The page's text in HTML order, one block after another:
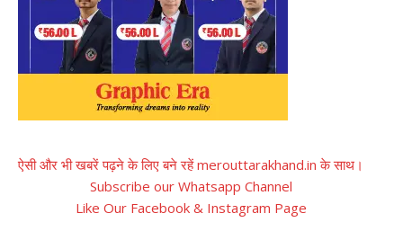
ऐसी और भी खबरें पढ़ने के लिए बने रहें merouttarakhand.in के साथ।
Subscribe our Whatsapp Channel
Like Our Facebook & Instagram Page